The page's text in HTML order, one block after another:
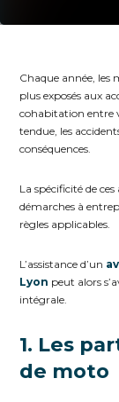
Chaque année, les
plus exposés aux
cohabitation entre
tendue, les
conséquences.
La spécificité de
démarches à
règles applicables.
L’assistance d’un
Lyon peut alors
intégrale.
1. Les
de moto